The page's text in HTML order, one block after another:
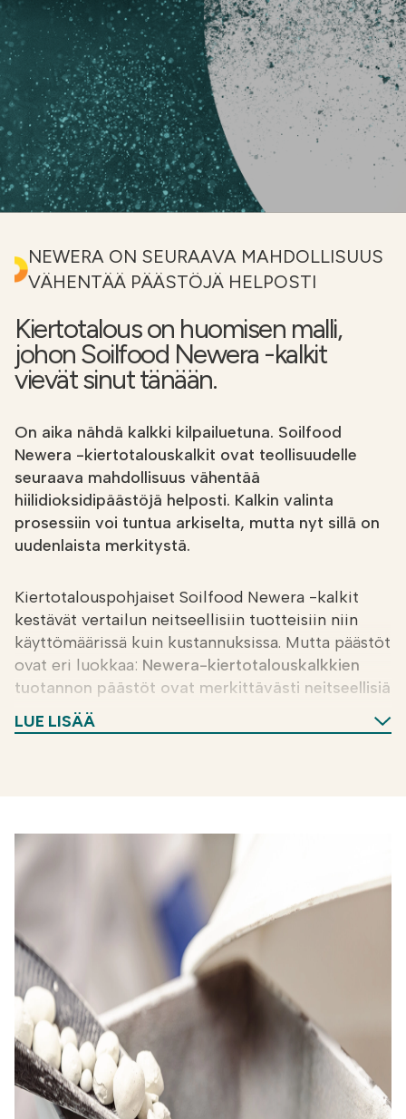
FI Etsi
VERKKOKAUPPA
NEWERA ON SEURAAVA MAHDOLLISUUS
VÄHENTÄÄ PÄÄSTÖJÄ HELPOSTI
Kiertotalous on huomisen malli,
johon Soilfood Newera -kalkit
vievät sinut tänään.
On aika nähdä kalkki kilpailuetuna. Soilfood
Newera -kiertotalouskalkit ovat teollisuudelle
seuraava mahdollisuus vähentää
hiilidioksidipäästöjä helposti. Kalkin valinta
prosessiin voi tuntua arkiselta, mutta nyt sillä on
uudenlaista merkitystä.
Kiertotalouspohjaiset Soilfood Newera -kalkit
kestävät vertailun neitseellisiin tuotteisiin niin
käyttömäärissä kuin kustannuksissa. Mutta päästöt
ovat eri luokkaa: Newera-kiertotalouskalkkien
tuotannon päästöt ovat merkittävästi neitseellisiä
tuotteita pienemmät. Esimerkkiksi Newera
Aktiivikalkin päästöt ovat 95 % pienemmät, kuin
täyteaine, sen valinnalla on väliä. Kun käyttömäärät
ovat merkittäviä ja tarve prosessissa jatkuva,
kiertotaloustuotteella saavutettavat
päästövähennykset ovat tuntuvia.
Kysy lisää tuotemyynnistä ja tilaa tuotenäyte >
LUE LISÄÄ